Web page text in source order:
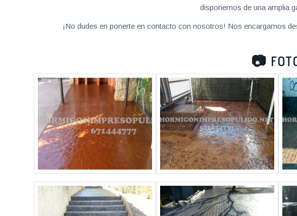
disponemos de una amplia
¡No dudes en ponerte en contacto con nosotros! Nos encargamos
📷